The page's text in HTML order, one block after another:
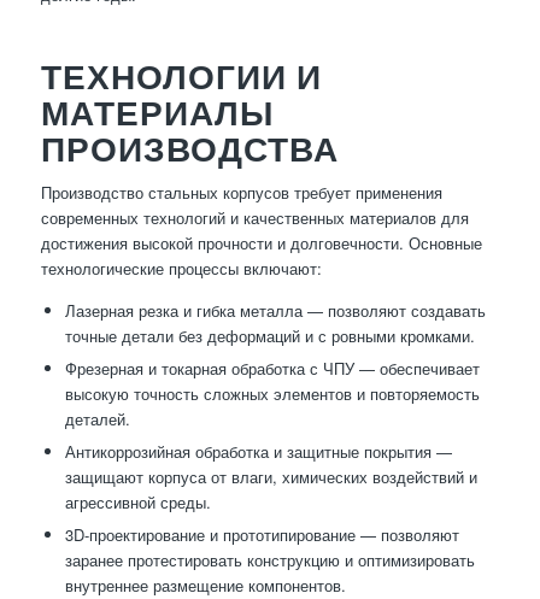
ТЕХНОЛОГИИ И
МАТЕРИАЛЫ
ПРОИЗВОДСТВА
Производство стальных корпусов требует применения
современных технологий и качественных материалов для
достижения высокой прочности и долговечности. Основные
технологические процессы включают:
Лазерная резка и гибка металла — позволяют создавать
точные детали без деформаций и с ровными кромками.
Фрезерная и токарная обработка с ЧПУ — обеспечивает
высокую точность сложных элементов и повторяемость
деталей.
Антикоррозийная обработка и защитные покрытия —
защищают корпуса от влаги, химических воздействий и
агрессивной среды.
3D-проектирование и прототипирование — позволяют
заранее протестировать конструкцию и оптимизировать
внутреннее размещение компонентов.